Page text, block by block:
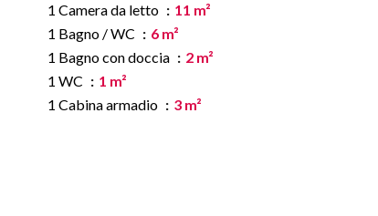
1 Camera da letto
11 m²
1 Bagno / WC
6 m²
1 Bagno con doccia
2 m²
1 WC
1 m²
1 Cabina armadio
3 m²